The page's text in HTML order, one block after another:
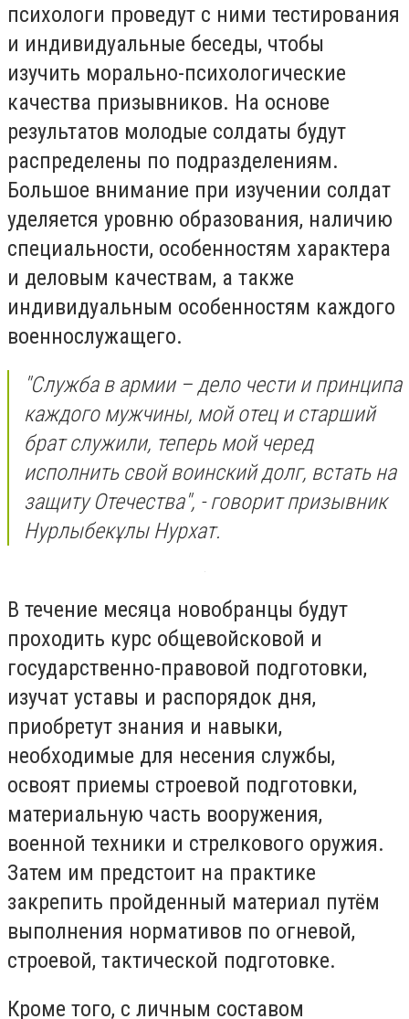
психологи проведут с ними тестирования
и индивидуальные беседы, чтобы
изучить морально-психологические
качества призывников. На основе
результатов молодые солдаты будут
распределены по подразделениям.
Большое внимание при изучении солдат
уделяется уровню образования, наличию
специальности, особенностям характера
и деловым качествам, а также
индивидуальным особенностям каждого
военнослужащего.
"Служба в армии – дело чести и принципа
каждого мужчины, мой отец и старший
брат служили, теперь мой черед
исполнить свой воинский долг, встать на
защиту Отечества", - говорит призывник
Нурлыбекұлы Нурхат.
В течение месяца новобранцы будут
проходить курс общевойсковой и
государственно-правовой подготовки,
изучат уставы и распорядок дня,
приобретут знания и навыки,
необходимые для несения службы,
освоят приемы строевой подготовки,
материальную часть вооружения,
военной техники и стрелкового оружия.
Затем им предстоит на практике
закрепить пройденный материал путём
выполнения нормативов по огневой,
строевой, тактической подготовке.
Кроме того, с личным составом